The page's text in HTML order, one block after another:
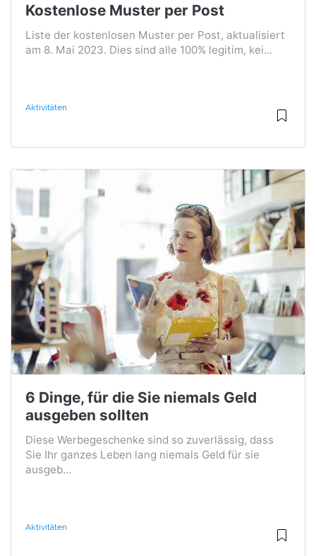
Kostenlose Muster per Post
Liste der kostenlosen Muster per Post, aktualisiert
am 8. Mai 2023. Dies sind alle 100% legitim, kei...
Aktivitäten
6 Dinge, für die Sie niemals Geld
ausgeben sollten
Diese Werbegeschenke sind so zuverlässig, dass
Sie Ihr ganzes Leben lang niemals Geld für sie
ausgeb...
Aktivitäten